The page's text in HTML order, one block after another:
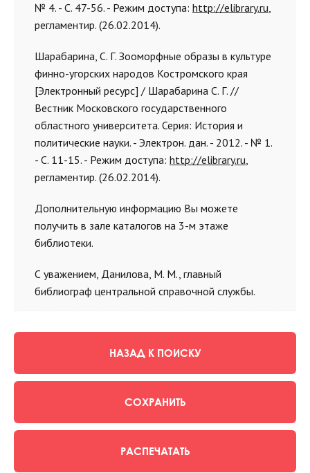
№ 4. - С. 47-56. - Режим доступа: http://elibrary.ru,
регламентир. (26.02.2014).
Шарабарина, С. Г. Зооморфные образы в культуре
финно-угорских народов Костромского края
[Электронный ресурс] / Шарабарина С. Г. //
Вестник Московского государственного
областного университета. Серия: История и
политические науки. - Электрон. дан. - 2012. - № 1.
- С. 11-15. - Режим доступа: http://elibrary.ru,
регламентир. (26.02.2014).
Дополнительную информацию Вы можете
получить в зале каталогов на 3-м этаже
библиотеки.
С уважением, Данилова, М. М., главный
библиограф центральной справочной службы.
НАЗАД К ПОИСКУ
СОХРАНИТЬ
РАСПЕЧАТАТЬ